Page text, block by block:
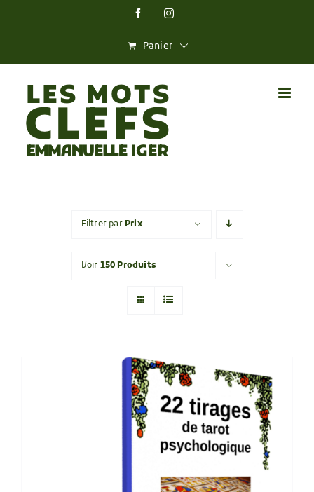
FacebookInstagram
Panier
Filtrer par Prix
Voir 150 Produits